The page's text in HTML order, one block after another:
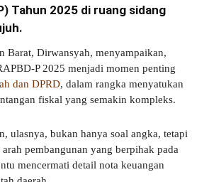
Tahun 2025 di ruang sidang
Barat, Dirwansyah, menyampaikan,
P 2025 menjadi momen penting
dan DPRD, dalam rangka menyatukan
fiskal yang semakin kompleks.
ulasnya, bukan hanya soal angka, tetapi
pembangunan yang berpihak pada
mencermati detail nota keuangan